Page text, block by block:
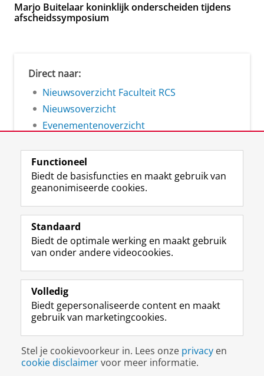
Marjo Buitelaar koninklijk onderscheiden tijdens
afscheidssymposium
Direct naar:
Nieuwsoverzicht Faculteit RCS
Nieuwsoverzicht
Evenementenoverzicht
Volg de RUG
F
a
e
b
o
p
a
i
n
a
L
i
k
e
I
-
p
g
i
n
R
S
-
f
e
R
k
s
u
I
n
t
r
m
c
c
o
Y
o
T
e
k
a
a
Studiekiezers
Alumni
Over ons
Disclaimer & Copyright
Inloggen
Functioneel
Biedt de basisfuncties en maakt gebruik van
geanonimiseerde cookies.
Standaard
Biedt de optimale werking en maakt gebruik
van onder andere videocookies.
Volledig
Biedt gepersonaliseerde content en maakt
gebruik van marketingcookies.
Stel je cookievoorkeur in. Lees onze privacy en
cookie disclaimervoor meer informatie.